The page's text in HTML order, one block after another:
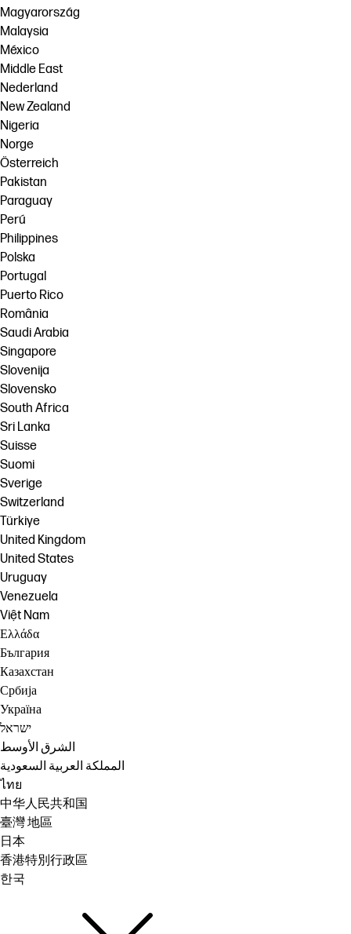
Magyarország
Malaysia
México
Middle East
Nederland
New Zealand
Nigeria
Norge
Österreich
Pakistan
Paraguay
Perú
Philippines
Polska
Portugal
Puerto Rico
România
Saudi Arabia
Singapore
Slovenija
Slovensko
South Africa
Sri Lanka
Suisse
Suomi
Sverige
Switzerland
Türkiye
United Kingdom
United States
Uruguay
Venezuela
Việt Nam
Ελλάδα
България
Казахстан
Србија
Україна
ישראל
الشرق الأوسط
المملكة العربية السعودية
ไทย
中华人民共和国
臺灣 地區
日本
香港特別行政區
한국